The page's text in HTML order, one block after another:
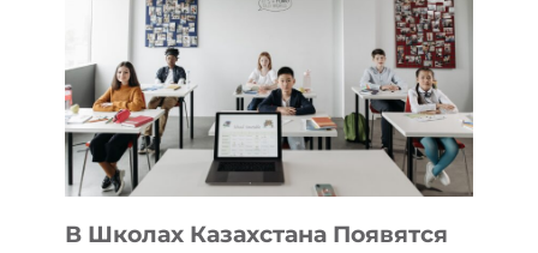
VELOCITY
BY
MOST
—
МЕЖДУНАРОДНУЮ
ПРОГРАММУ
ДЛЯ
ТЕХНОЛОГИЧЕСКИХ
В Школах Казахстана Появятся